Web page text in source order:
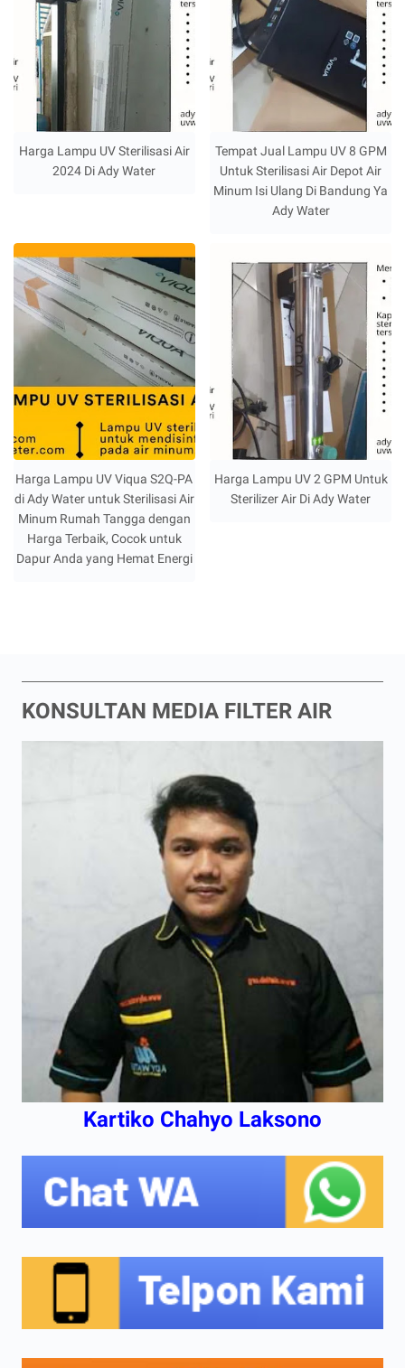
Harga Lampu UV Sterilisasi Air
2024 Di Ady Water
Tempat Jual Lampu UV 8 GPM
Untuk Sterilisasi Air Depot Air
Minum Isi Ulang Di Bandung Ya
Ady Water
Harga Lampu UV Viqua S2Q-PA
di Ady Water untuk Sterilisasi Air
Minum Rumah Tangga dengan
Harga Terbaik, Cocok untuk
Dapur Anda yang Hemat Energi
Harga Lampu UV 2 GPM Untuk
Sterilizer Air Di Ady Water
KONSULTAN MEDIA FILTER AIR
Kartiko Chahyo Laksono